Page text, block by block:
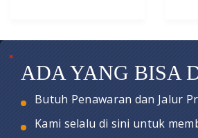
ADA YANG BISA
Butuh Penawaran dan Jalur
Kami selalu di sini untuk
*
*
*